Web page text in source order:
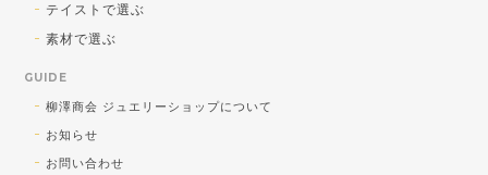
送料対策で購入しました！可愛かったです！
放出品ですが、楽しく使っていただけそう
れてくださいませ♪
テイストで選ぶ
素材で選ぶ
GUIDE
柳澤商会 ジュエリーショップについて
お知らせ
お問い合わせ